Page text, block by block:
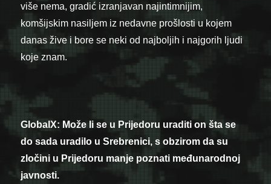
više nema, gradić izranjavan najintimnijim,
komšijskim nasiljem iz nedavne prošlosti u kojem
danas žive i bore se neki od najboljih i najgorih ljudi
koje znam.
GlobalX: Može li se u Prijedoru uraditi on šta se
do sada uradilo u Srebrenici, s obzirom da su
zločini u Prijedoru manje poznati međunarodnoj
javnosti.